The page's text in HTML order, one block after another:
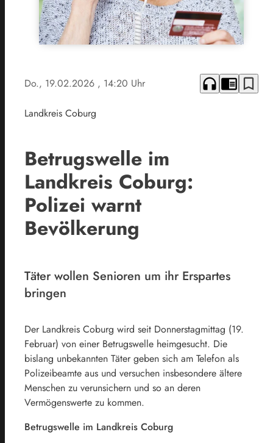
Do., 19.02.2026 , 14:20 Uhr headphones chrome_reader_mode bookmark_border
Landkreis Coburg
Betrugswelle im
Landkreis Coburg:
Polizei warnt
Bevölkerung
Täter wollen Senioren um ihr Erspartes
bringen
Der Landkreis Coburg wird seit Donnerstagmittag (19.
Februar) von einer Betrugswelle heimgesucht. Die
bislang unbekannten Täter geben sich am Telefon als
Polizeibeamte aus und versuchen insbesondere ältere
Menschen zu verunsichern und so an deren
Vermögenswerte zu kommen.
Betrugswelle im Landkreis Coburg